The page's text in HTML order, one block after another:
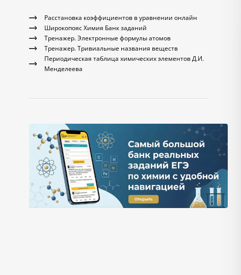
Расстановка коэффициентов в уравнении онлайн
Широкопояс Химия Банк заданий
Тренажер. Электронные формулы атомов
Тренажер. Тривиальные названия веществ
Периодическая таблица химических элементов Д.И.
Менделеева